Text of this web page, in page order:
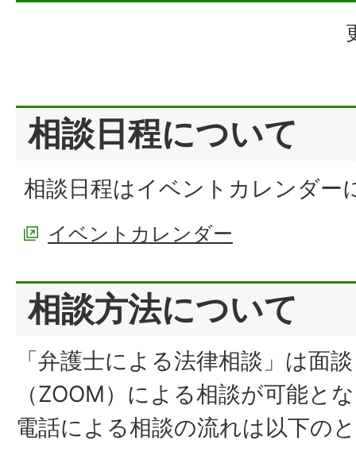
相談日程について
相談日程はイベントカレンダー
イベントカレンダー
相談方法について
「弁護士による法律相談」は面
（ZOOM）による相談が可能と
電話による相談の流れは以下の